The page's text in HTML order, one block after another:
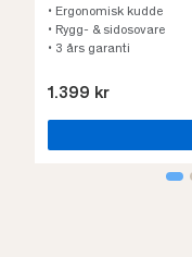
• Ergonomisk kudde
• Rygg- & sidosovare
• 3 års garanti
1.399 kr